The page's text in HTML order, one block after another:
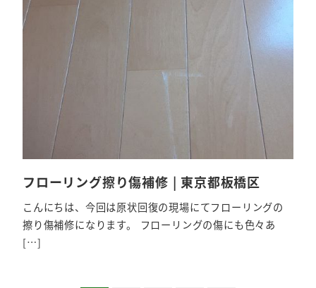
フローリング擦り傷補修 | 東京都板橋区
こんにちは、今回は原状回復の現場にてフローリングの
擦り傷補修になります。 フローリングの傷にも色々あ
[…]